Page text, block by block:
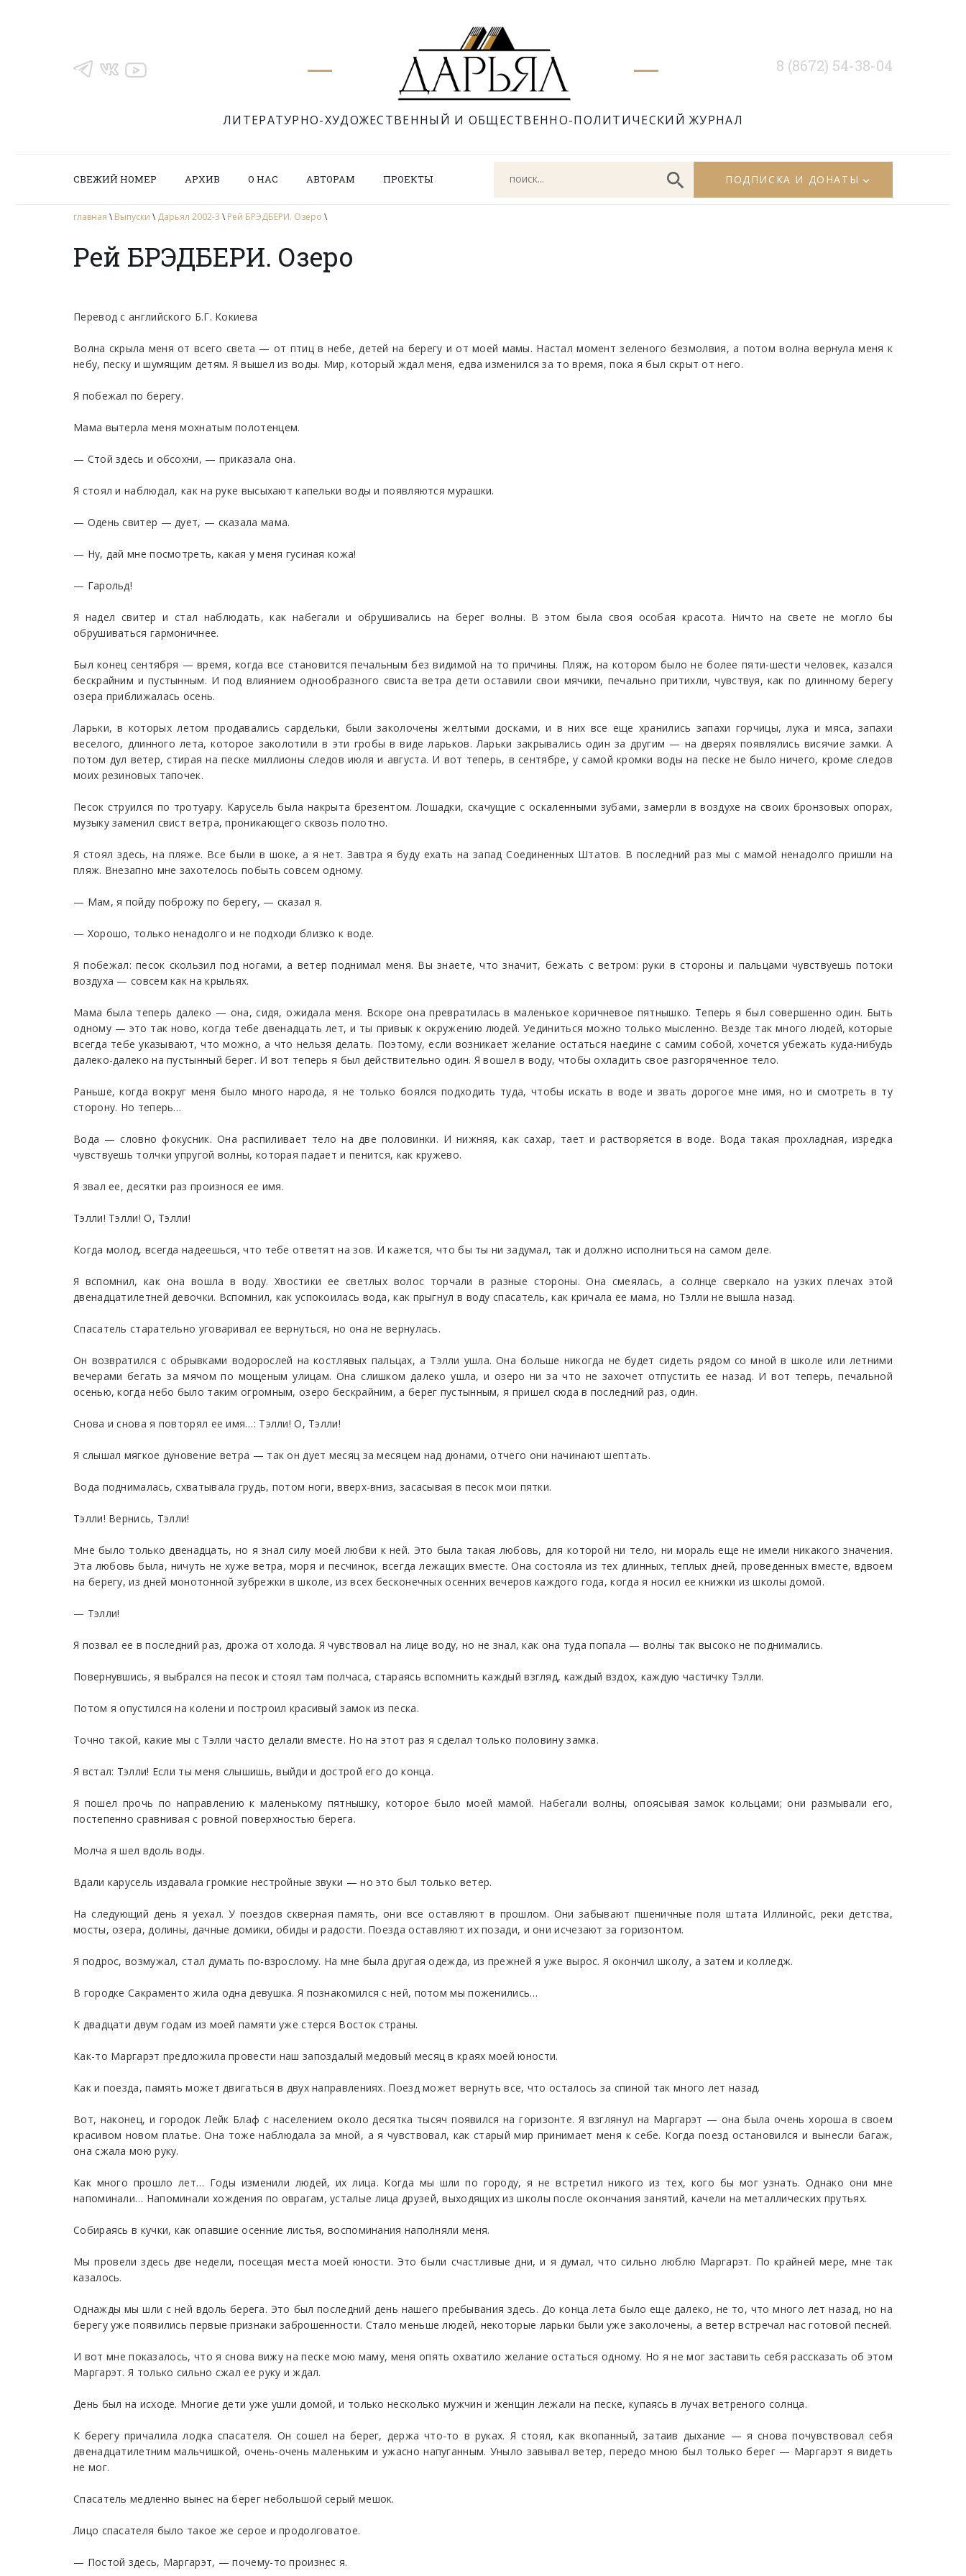
ЛИТЕРАТУРНО-ХУДОЖЕСТВЕННЫЙ И ОБЩЕСТВЕННО-ПОЛИТИЧЕСКИЙ ЖУРНАЛ
8 (8672) 54-38-04
СВЕЖИЙ НОМЕР АРХИВ О НАС АВТОРАМ ПРОЕКТЫ ПОДПИСКА И ДОНАТЫ
главная \ Выпуски \ Дарьял 2002-3 \ Рей БРЭДБЕРИ. Озеро \
Рей БРЭДБЕРИ. Озеро
Перевод с английского Б.Г. Кокиева
Волна скрыла меня от всего света — от птиц в небе, детей на берегу и от моей мамы. Настал момент зеленого безмолвия, а потом волна вернула меня к
небу, песку и шумящим детям. Я вышел из воды. Мир, который ждал меня, едва изменился за то время, пока я был скрыт от него.
Я побежал по берегу.
Мама вытерла меня мохнатым полотенцем.
— Стой здесь и обсохни, — приказала она.
Я стоял и наблюдал, как на руке высыхают капельки воды и появляются мурашки.
— Одень свитер — дует, — сказала мама.
— Ну, дай мне посмотреть, какая у меня гусиная кожа!
— Гарольд!
Я надел свитер и стал наблюдать, как набегали и обрушивались на берег волны. В этом была своя особая красота. Ничто на свете не могло бы
обрушиваться гармоничнее.
Был конец сентября — время, когда все становится печальным без видимой на то причины. Пляж, на котором было не более пяти-шести человек, казался
бескрайним и пустынным. И под влиянием однообразного свиста ветра дети оставили свои мячики, печально притихли, чувствуя, как по длинному берегу
озера приближалась осень.
Ларьки, в которых летом продавались сардельки, были заколочены желтыми досками, и в них все еще хранились запахи горчицы, лука и мяса, запахи
веселого, длинного лета, которое заколотили в эти гробы в виде ларьков. Ларьки закрывались один за другим — на дверях появлялись висячие замки. А
потом дул ветер, стирая на песке миллионы следов июля и августа. И вот теперь, в сентябре, у самой кромки воды на песке не было ничего, кроме следов
моих резиновых тапочек.
Песок струился по тротуару. Карусель была накрыта брезентом. Лошадки, скачущие с оскаленными зубами, замерли в воздухе на своих бронзовых опорах,
музыку заменил свист ветра, проникающего сквозь полотно.
Я стоял здесь, на пляже. Все были в шоке, а я нет. Завтра я буду ехать на запад Соединенных Штатов. В последний раз мы с мамой ненадолго пришли на
пляж. Внезапно мне захотелось побыть совсем одному.
— Мам, я пойду поброжу по берегу, — сказал я.
— Хорошо, только ненадолго и не подходи близко к воде.
Я побежал: песок скользил под ногами, а ветер поднимал меня. Вы знаете, что значит, бежать с ветром: руки в стороны и пальцами чувствуешь потоки
воздуха — совсем как на крыльях.
Мама была теперь далеко — она, сидя, ожидала меня. Вскоре она превратилась в маленькое коричневое пятнышко. Теперь я был совершенно один. Быть
одному — это так ново, когда тебе двенадцать лет, и ты привык к окружению людей. Уединиться можно только мысленно. Везде так много людей, которые
всегда тебе указывают, что можно, а что нельзя делать. Поэтому, если возникает желание остаться наедине с самим собой, хочется убежать куда-нибудь
далеко-далеко на пустынный берег. И вот теперь я был действительно один. Я вошел в воду, чтобы охладить свое разгоряченное тело.
Раньше, когда вокруг меня было много народа, я не только боялся подходить туда, чтобы искать в воде и звать дорогое мне имя, но и смотреть в ту
сторону. Но теперь…
Вода — словно фокусник. Она распиливает тело на две половинки. И нижняя, как сахар, тает и растворяется в воде. Вода такая прохладная, изредка
чувствуешь толчки упругой волны, которая падает и пенится, как кружево.
Я звал ее, десятки раз произнося ее имя.
Тэлли! Тэлли! О, Тэлли!
Когда молод, всегда надеешься, что тебе ответят на зов. И кажется, что бы ты ни задумал, так и должно исполниться на самом деле.
Я вспомнил, как она вошла в воду. Хвостики ее светлых волос торчали в разные стороны. Она смеялась, а солнце сверкало на узких плечах этой
двенадцатилетней девочки. Вспомнил, как успокоилась вода, как прыгнул в воду спасатель, как кричала ее мама, но Тэлли не вышла назад.
Спасатель старательно уговаривал ее вернуться, но она не вернулась.
Он возвратился с обрывками водорослей на костлявых пальцах, а Тэлли ушла. Она больше никогда не будет сидеть рядом со мной в школе или летними
вечерами бегать за мячом по мощеным улицам. Она слишком далеко ушла, и озеро ни за что не захочет отпустить ее назад. И вот теперь, печальной
осенью, когда небо было таким огромным, озеро бескрайним, а берег пустынным, я пришел сюда в последний раз, один.
Снова и снова я повторял ее имя…: Тэлли! О, Тэлли!
Я слышал мягкое дуновение ветра — так он дует месяц за месяцем над дюнами, отчего они начинают шептать.
Вода поднималась, схватывала грудь, потом ноги, вверх-вниз, засасывая в песок мои пятки.
Тэлли! Вернись, Тэлли!
Мне было только двенадцать, но я знал силу моей любви к ней. Это была такая любовь, для которой ни тело, ни мораль еще не имели никакого значения.
Эта любовь была, ничуть не хуже ветра, моря и песчинок, всегда лежащих вместе. Она состояла из тех длинных, теплых дней, проведенных вместе, вдвоем
на берегу, из дней монотонной зубрежки в школе, из всех бесконечных осенних вечеров каждого года, когда я носил ее книжки из школы домой.
— Тэлли!
Я позвал ее в последний раз, дрожа от холода. Я чувствовал на лице воду, но не знал, как она туда попала — волны так высоко не поднимались.
Повернувшись, я выбрался на песок и стоял там полчаса, стараясь вспомнить каждый взгляд, каждый вздох, каждую частичку Тэлли.
Потом я опустился на колени и построил красивый замок из песка.
Точно такой, какие мы с Тэлли часто делали вместе. Но на этот раз я сделал только половину замка.
Я встал: Тэлли! Если ты меня слышишь, выйди и дострой его до конца.
Я пошел прочь по направлению к маленькому пятнышку, которое было моей мамой. Набегали волны, опоясывая замок кольцами; они размывали его,
постепенно сравнивая с ровной поверхностью берега.
Молча я шел вдоль воды.
Вдали карусель издавала громкие нестройные звуки — но это был только ветер.
На следующий день я уехал. У поездов скверная память, они все оставляют в прошлом. Они забывают пшеничные поля штата Иллинойс, реки детства,
мосты, озера, долины, дачные домики, обиды и радости. Поезда оставляют их позади, и они исчезают за горизонтом.
Я подрос, возмужал, стал думать по-взрослому. На мне была другая одежда, из прежней я уже вырос. Я окончил школу, а затем и колледж.
В городке Сакраменто жила одна девушка. Я познакомился с ней, потом мы поженились…
К двадцати двум годам из моей памяти уже стерся Восток страны.
Как-то Маргарэт предложила провести наш запоздалый медовый месяц в краях моей юности.
Как и поезда, память может двигаться в двух направлениях. Поезд может вернуть все, что осталось за спиной так много лет назад.
Вот, наконец, и городок Лейк Блаф с населением около десятка тысяч появился на горизонте. Я взглянул на Маргарэт — она была очень хороша в своем
красивом новом платье. Она тоже наблюдала за мной, а я чувствовал, как старый мир принимает меня к себе. Когда поезд остановился и вынесли багаж,
она сжала мою руку.
Как много прошло лет… Годы изменили людей, их лица. Когда мы шли по городу, я не встретил никого из тех, кого бы мог узнать. Однако они мне
напоминали… Напоминали хождения по оврагам, усталые лица друзей, выходящих из школы после окончания занятий, качели на металлических прутьях.
Собираясь в кучки, как опавшие осенние листья, воспоминания наполняли меня.
Мы провели здесь две недели, посещая места моей юности. Это были счастливые дни, и я думал, что сильно люблю Маргарэт. По крайней мере, мне так
казалось.
Однажды мы шли с ней вдоль берега. Это был последний день нашего пребывания здесь. До конца лета было еще далеко, не то, что много лет назад, но на
берегу уже появились первые признаки заброшенности. Стало меньше людей, некоторые ларьки были уже заколочены, а ветер встречал нас готовой песней.
И вот мне показалось, что я снова вижу на песке мою маму, меня опять охватило желание остаться одному. Но я не мог заставить себя рассказать об этом
Маргарэт. Я только сильно сжал ее руку и ждал.
День был на исходе. Многие дети уже ушли домой, и только несколько мужчин и женщин лежали на песке, купаясь в лучах ветреного солнца.
К берегу причалила лодка спасателя. Он сошел на берег, держа что-то в руках. Я стоял, как вкопанный, затаив дыхание — я снова почувствовал себя
двенадцатилетним мальчишкой, очень-очень маленьким и ужасно напуганным. Уныло завывал ветер, передо мною был только берег — Маргарэт я видеть
не мог.
Спасатель медленно вынес на берег небольшой серый мешок.
Лицо спасателя было такое же серое и продолговатое.
— Постой здесь, Маргарэт, — почему-то произнес я.